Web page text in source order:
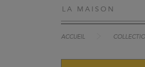
LA MAISON
ACCUEIL